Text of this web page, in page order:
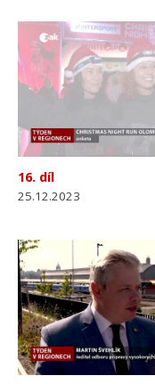
16. díl
25.12.2023